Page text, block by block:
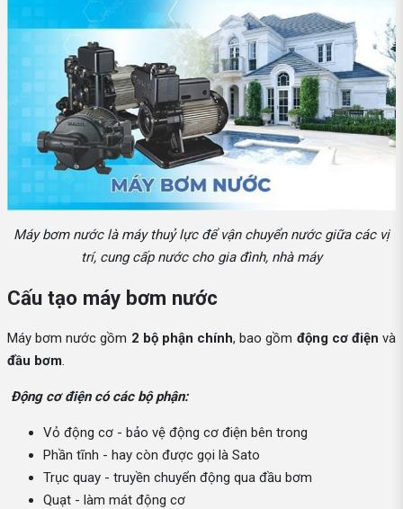
Máy bơm nước là máy thuỷ lực để vận chuyển nước giữa các vị
trí, cung cấp nước cho gia đình, nhà máy
Cấu tạo máy bơm nước
Máy bơm nước gồm 2 bộ phận chính, bao gồm động cơ điện và
đầu bơm
Động cơ điện có các bộ phận:
Vỏ động cơ - bảo vệ động cơ điện bên trong
Phần tĩnh - hay còn được gọi là Sato
Trục quay - truyền chuyển động qua đầu bơm
Quạt - làm mát động cơ